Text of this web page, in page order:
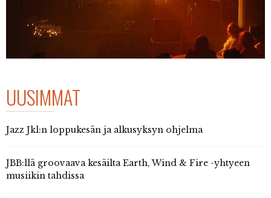
UUSIMMAT
Jazz Jkl:n loppukesän ja alkusyksyn ohjelma
JBB:llä groovaava kesäilta Earth, Wind & Fire -yhtyeen
musiikin tahdissa